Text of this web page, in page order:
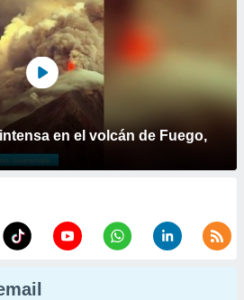
en el volcán de Fuego,